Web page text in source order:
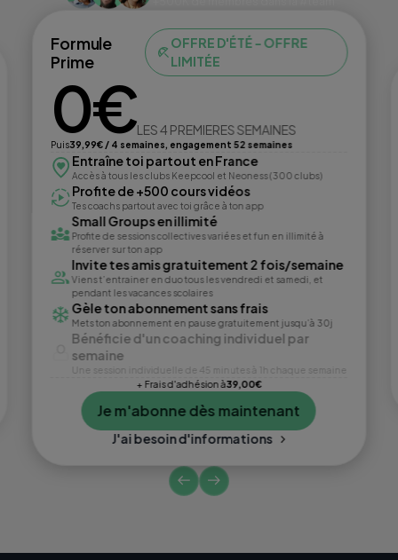
Formule
Prime
OFFRE D'ÉTÉ - OFFRE
LIMITÉE
0€LES 4 PREMIERES SEMAINES
Puis39,99€ / 4 semaines, engagement 52 semaines
Entraîne toi partout en France
Accès à tous les clubs Keepcool et Neoness (300 clubs)
Profite de +500 cours vidéos
Tes coachs partout avec toi grâce à ton app
Small Groups en illimité
Profite de sessions collectives variées et fun en illimité à
réserver sur ton app
Invite tes amis gratuitement 2 fois/semaine
Viens t’entrainer en duo tous les vendredi et samedi, et
pendant les vacances scolaires
Gèle ton abonnement sans frais
Mets ton abonnement en pause gratuitement jusqu’à 30j
Bénéficie d'un coaching individuel par
semaine
Une session individuelle de 45 minutes à 1h chaque semaine
+ Frais d'adhésion à39,00€
Je m'abonne dès maintenant
J'ai besoin d'informations